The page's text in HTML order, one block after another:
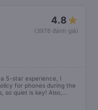
4.8
(3978 đánh giá)
5-star experience, I
for phones during the
so quiet is key! Also,
cabin for convenience. I